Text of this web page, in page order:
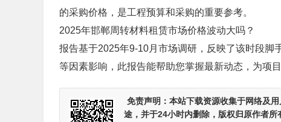
的采购价格，是工程预算和采购的重要参考。
2025年邯郸周转材料租赁市场价格波动大吗？
报告基于2025年9-10月市场调研，反映了该时段脚
等因素影响，此报告能帮助您掌握最新动态，为项
免责声明： 本站下载资源收集于网络及用
途，并于24小时内删除，版权归原作者